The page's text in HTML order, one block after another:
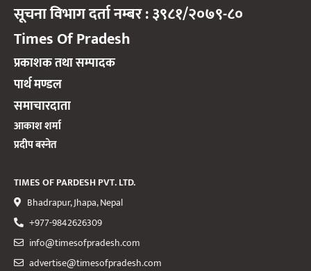
सूचना विभाग दर्ता नम्बर : ३९८१/२०७९-८०
Times Of Pradesh
प्रकाशक तथा सम्पादक
पार्थ मण्डल
समाचारदाता
आकाश शर्मा
प्रदीप बस्नेत
TIMES OF PARDESH PVT. LTD.
Bhadrapur, Jhapa, Nepal
+977-9842626309
info@timesofpradesh.com
advertise@timesofpradesh.com